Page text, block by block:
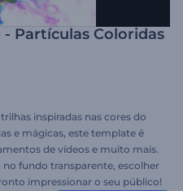
Partículas Coloridas
inspiradas nas cores do
e mágicas, este template é
de vídeos e muito mais.
fundo transparente, escolher
impressionar o seu público!